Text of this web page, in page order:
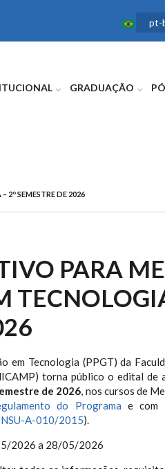
GRADUAÇÃO
SEMESTRE DE 2026
PARA
em Tecnologia (PPGT) da
torna público o edital de
de 2026, nos cursos de
do Programa e com
A-010/2015).
2026 a 28/05/2026